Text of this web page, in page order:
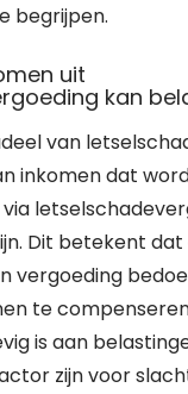
begrijpen.
uit
kan
van
inkomen dat
Dit betekent dat
vergoeding
te
is aan
zijn voor